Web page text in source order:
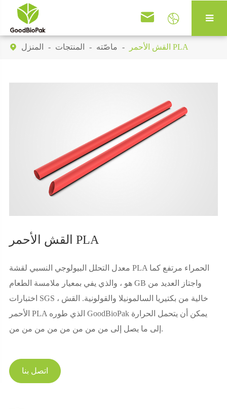
 
 المنزل المنتجات ماصّته القش الأحمر PLA
القش الأحمر PLA
معدل التحلل البيولوجي النسبي لقشة PLA الحمراء مرتفع كما
هو ، والذي يفي بمعيار ملامسة الطعام GB واجتاز العديد من
اختبارات SGS ، خالية من بكتيريا السالمونيلا والقولونية. القش
الأحمر PLA الذي طوره GoodBioPak يمكن أن يتحمل الحرارة
إلى ما يصل إلى من من من من من من من من.
اتصل بنا